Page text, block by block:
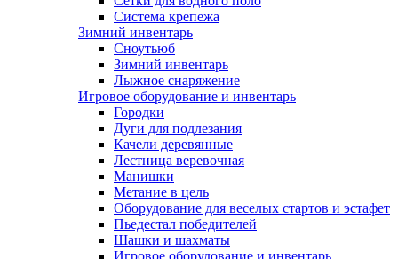
Система крепежа
Зимний инвентарь
Сноутьюб
Зимний инвентарь
Лыжное снаряжение
Игровое оборудование и инвентарь
Городки
Дуги для подлезания
Качели деревянные
Лестница веревочная
Манишки
Метание в цель
Оборудование для веселых стартов и эстафет
Пьедестал победителей
Шашки и шахматы
Игровое оборудование и инвентарь